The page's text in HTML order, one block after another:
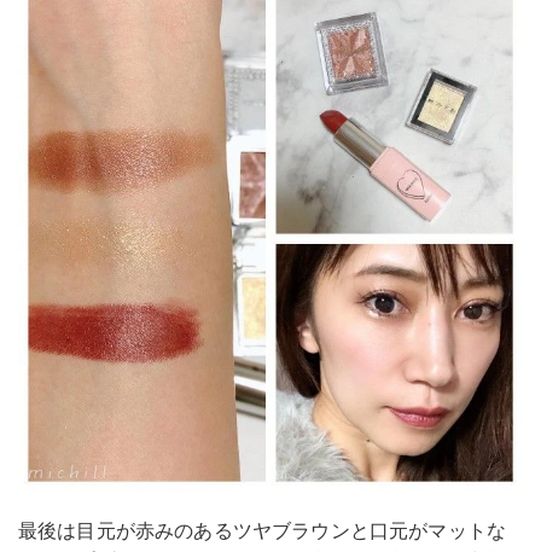
最後は目元が赤みのあるツヤブラウンと口元がマットな